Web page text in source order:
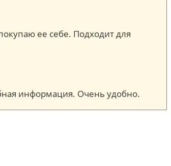
ее себе. Подходит для
информация. Очень удобно.